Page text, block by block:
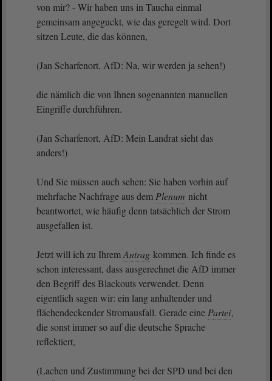
von mir? - Wir haben uns in Taucha einmal
gemeinsam angeguckt, wie das geregelt wird. Dort
sitzen Leute, die das können,
(Jan Scharfenort, AfD: Na, wir werden ja sehen!)
die nämlich die von Ihnen sogenannten manuellen
Eingriffe durchführen.
(Jan Scharfenort, AfD: Mein Landrat sieht das
anders!)
Und Sie müssen auch sehen: Sie haben vorhin auf
mehrfache Nachfrage aus dem Plenum nicht
beantwortet, wie häufig denn tatsächlich der Strom
ausgefallen ist.
Jetzt will ich zu IhremAntrag kommen. Ich finde es
schon interessant, dass ausgerechnet die AfD immer
den Begriff des Blackouts verwendet. Denn
eigentlich sagen wir: ein lang anhaltender und
flächendeckender Stromausfall. Gerade eine Partei,
die sonst immer so auf die deutsche Sprache
reflektiert,
(Lachen und Zustimmung bei der SPD und bei den